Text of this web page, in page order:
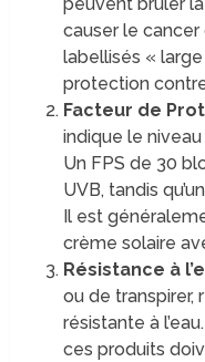
peuvent brûler
causer le
labellisés «
protection
Facteur de
indique le
Un FPS de 30
UVB, tandis
Il est
crème solaire
Résistance à
ou de transpirer,
résistante à
ces produits